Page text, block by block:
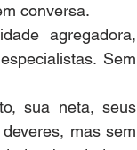
conversa.
agregadora,
Sem
sua neta, seus
mas sem